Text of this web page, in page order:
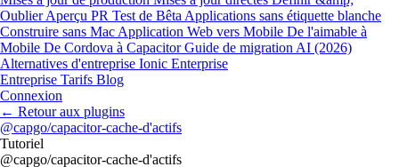
OublierAperçu PR Test de Bêta Applications sans étiquette blanche
Construire sans Mac Application Web vers Mobile De l'aimable à
Mobile De Cordova à CapacitorGuide de migration AI (2026)
Alternatives d'entreprise Ionic Enterprise
Entreprise Tarifs Blog
Connexion
← Retour aux plugins
@capgo/capacitor-cache-d'actifs
Tutoriel
@capgo/capacitor-cache-d'actifs